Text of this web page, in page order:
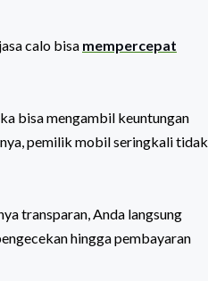
calo bisa mempercepat
bisa mengambil keuntungan
pemilik mobil seringkali tidak
transparan, Anda langsung
hingga pembayaran